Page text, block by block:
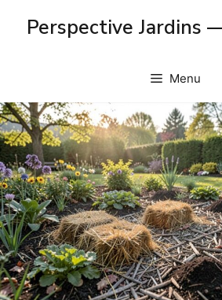
Perspective Jardins
Menu